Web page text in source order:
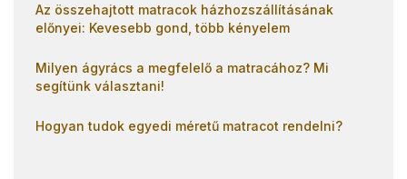
Az összehajtott matracok házhozszállításának
előnyei: Kevesebb gond, több kényelem
Milyen ágyrács a megfelelő a matracához? Mi
segítünk választani!
Hogyan tudok egyedi méretű matracot rendelni?